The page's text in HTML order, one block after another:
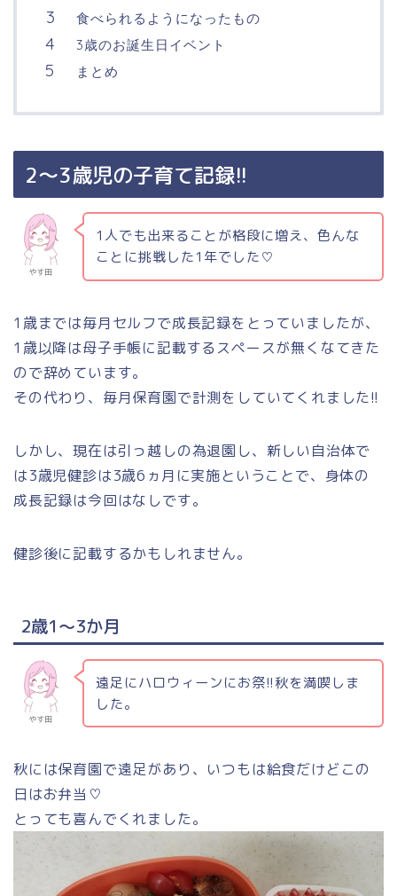
食べられるようになったもの
3歳のお誕生日イベント
まとめ
2～3歳児の子育て記録!!
やす田
1人でも出来ることが格段に増え、色んな
ことに挑戦した1年でした♡
1歳までは毎月セルフで成長記録をとっていましたが、
1歳以降は母子手帳に記載するスペースが無くなてきた
ので辞めています。
その代わり、毎月保育園で計測をしていてくれました!!
しかし、現在は引っ越しの為退園し、新しい自治体で
は3歳児健診は3歳6ヵ月に実施ということで、身体の
成長記録は今回はなしです。
健診後に記載するかもしれません。
2歳1～3か月
やす田
遠足にハロウィーンにお祭!!秋を満喫しま
した。
秋には保育園で遠足があり、いつもは給食だけどこの
日はお弁当♡
とっても喜んでくれました。